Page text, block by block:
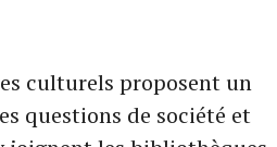
culturels proposent un
questions de société et